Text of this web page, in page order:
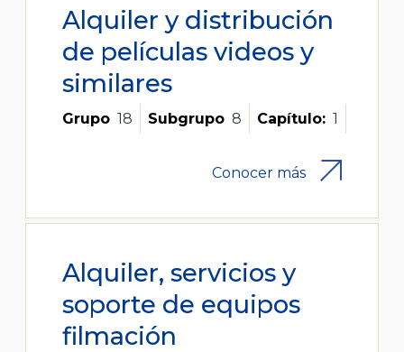
Alquiler y distribución
de películas videos y
similares
Grupo 18 Subgrupo 8 Capítulo: 1
Conocer más
Alquiler, servicios y
soporte de equipos
filmación